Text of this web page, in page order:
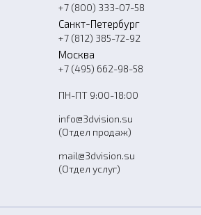
+7 (800) 333-07-58
Санкт-Петербург
+7 (812) 385-72-92
Москва
+7 (495) 662-98-58
ПН-ПТ 9:00-18:00
info@3dvision.su
(Отдел продаж)
mail@3dvision.su
(Отдел услуг)